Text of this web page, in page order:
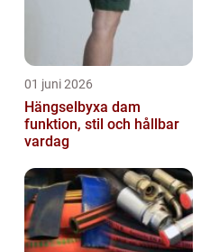
01 juni 2026
Hängselbyxa dam
funktion, stil och hållbar
vardag